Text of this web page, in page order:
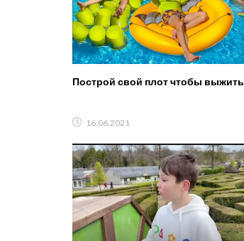
Построй свой плот чтобы выжить
16.06.2021